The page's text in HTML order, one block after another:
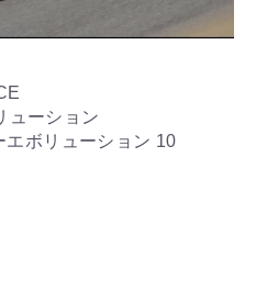
ーション
ボリューション 10